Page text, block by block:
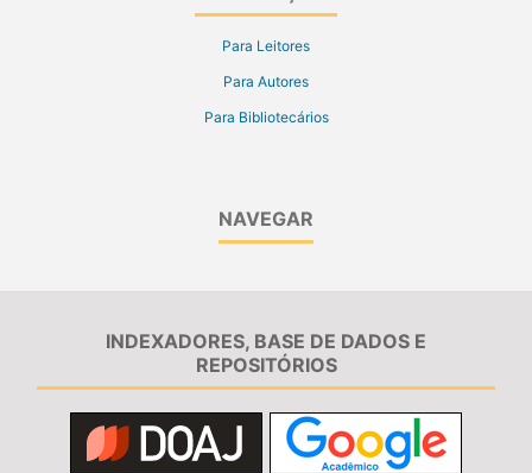
Para Leitores
Para Autores
Para Bibliotecários
NAVEGAR
INDEXADORES, BASE DE DADOS E
REPOSITÓRIOS